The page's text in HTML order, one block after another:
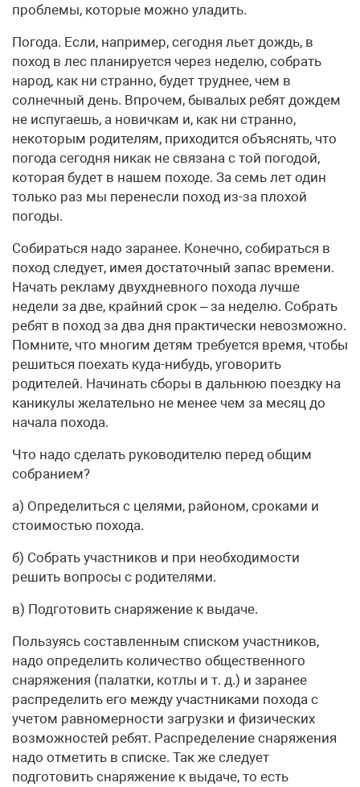
проблемы, которые можно уладить.
Погода. Если, например, сегодня льет дождь, в
поход в лес планируется через неделю, собрать
народ, как ни странно, будет труднее, чем в
солнечный день. Впрочем, бывалых ребят дождем
не испугаешь, а новичкам и, как ни странно,
некоторым родителям, приходится объяснять, что
погода сегодня никак не связана с той погодой,
которая будет в нашем походе. За семь лет один
только раз мы перенесли поход из-за плохой
погоды.
Собираться надо заранее. Конечно, собираться в
поход следует, имея достаточный запас времени.
Начать рекламу двухдневного похода лучше
недели за две, крайний срок – за неделю. Собрать
ребят в поход за два дня практически невозможно.
Помните, что многим детям требуется время, чтобы
решиться поехать куда-нибудь, уговорить
родителей. Начинать сборы в дальнюю поездку на
каникулы желательно не менее чем за месяц до
начала похода.
Что надо сделать руководителю перед общим
собранием?
а) Определиться с целями, районом, сроками и
стоимостью похода.
б) Собрать участников и при необходимости
решить вопросы с родителями.
в) Подготовить снаряжение к выдаче.
Пользуясь составленным списком участников,
надо определить количество общественного
снаряжения (палатки, котлы и т. д.) и заранее
распределить его между участниками похода с
учетом равномерности загрузки и физических
возможностей ребят. Распределение снаряжения
надо отметить в списке. Так же следует
подготовить снаряжение к выдаче, то есть